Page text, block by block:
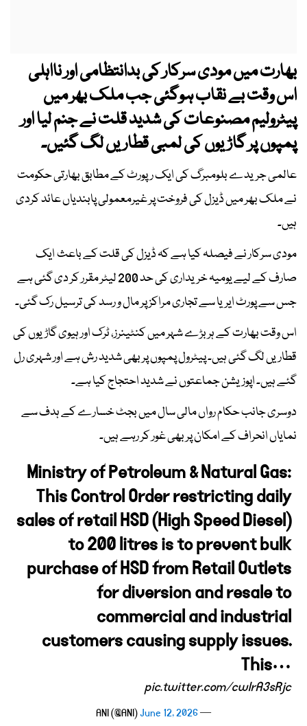
بھارت میں مودی سرکار کی بدانتظامی اور نااہلی
اس وقت بے نقاب ہوگئی جب ملک بھر میں
پیٹرولیم مصنوعات کی شدید قلت نے جنم لیا اور
پمپوں پر گاڑیوں کی لمبی قطاریں لگ گئیں۔
عالمی جریدے بلومبرگ کی ایک رپورٹ کے مطابق بھارتی حکومت
نے ملک بھر میں ڈیزل کی فروخت پر غیرمعمولی پابندیاں عائد کردی
ہیں۔
مودی سرکار نے فیصلہ کیا ہے کہ ڈیزل کی قلت کے باعث ایک
صارف کے لیے یومیہ خریداری کی حد 200 لیٹر مقرر کر دی گئی ہے
جس سے پورٹ ایریا سے تجاری مراکز پر مال و رسد کی ترسیل رک گئی۔
اس وقت بھارت کے ہر بڑے شہر میں کنٹینرز، ٹرک اور ہیوی گاڑیوں کی
قطاریں لگ گئی ہیں۔ پیٹرول پمپوں پر بھی شدید رش ہے اور شہری رل
گئے ہیں۔ اپوزیشن جماعتوں نے شدید احتجاج کیا ہے۔
دوسری جانب حکام رواں مالی سال میں بجٹ خسارے کے ہدف سے
نمایاں انحراف کے امکان پر بھی غور کر رہے ہیں۔
Ministry of Petroleum & Natural Gas:
This Control Order restricting daily
sales of retail HSD (High Speed Diesel)
to 200 litres is to prevent bulk
purchase of HSD from Retail Outlets
for diversion and resale to
commercial and industrial
customers causing supply issues.
This…
pic.twitter.com/cwIrA3sRjc
— ANI (@ANI)
June 12, 2026